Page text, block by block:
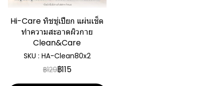
Hi-Care ทิชชู่เปียก แผ่นเช็ด
ทำความสะอาดผิวกาย
Clean&Care
SKU : HA-Clean80x2
฿129฿115